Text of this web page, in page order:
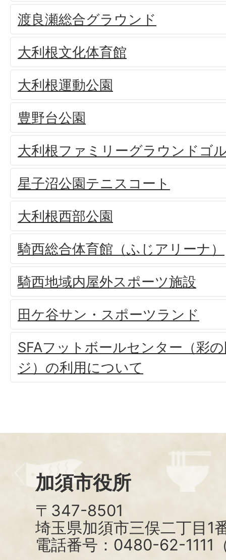
渡良瀬総合グラウンド
大利根文化体育館
大利根運動公園
豊野台公園
大利根ファミリーグラウンドゴ
星子沼公園テニスコート
大利根西部公園
騎西総合体育館（ふじアリーナ）
騎西地域内屋外スポーツ施設
田ケ谷サン・スポーツランド
SFAフットボールセンター（彩
ジ）の利用について
加須市役所
〒347-8501
埼玉県加須市三俣二丁目1
電話番号：0480-62-1111